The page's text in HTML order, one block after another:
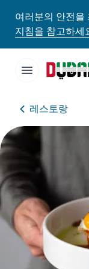
여러분의 안전을
지침을 참고하세
레스토랑